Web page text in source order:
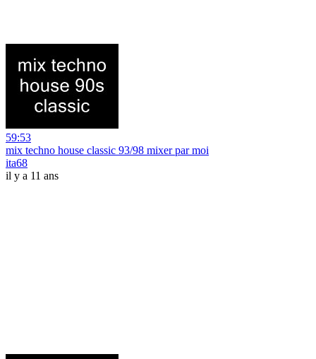
59:53
mix techno house classic 93/98 mixer par moi
ita68
il y a 11 ans